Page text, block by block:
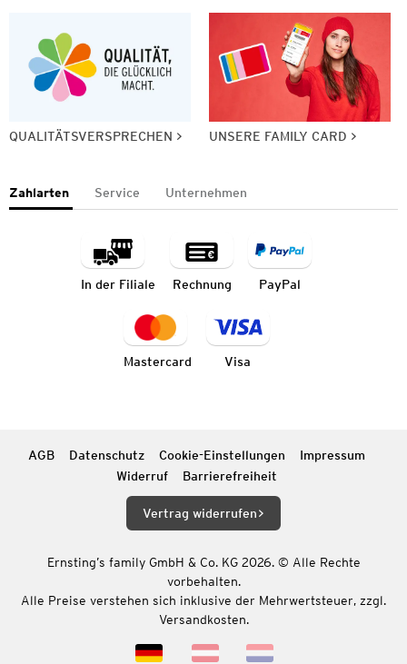
QUALITÄTSVERSPRECHEN UNSERE FAMILY CARD
Zahlarten Service Unternehmen
In der Filiale Rechnung PayPal
Mastercard Visa
AGB Datenschutz Cookie-Einstellungen
Impressum
Widerruf
Barrierefreiheit
Vertrag widerrufen
Ernsting’s family GmbH & Co. KG 2026. © Alle Rechte
vorbehalten.
Alle Preise verstehen sich inklusive der Mehrwertsteuer, zzgl.
Versandkosten.